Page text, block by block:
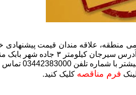
منطقه، علاقه مندان قیمت پیشنهادی
مورخ 1403/12/06 به
تماس حاصل نمایند.
فرم مناقصه کلیک کنید.